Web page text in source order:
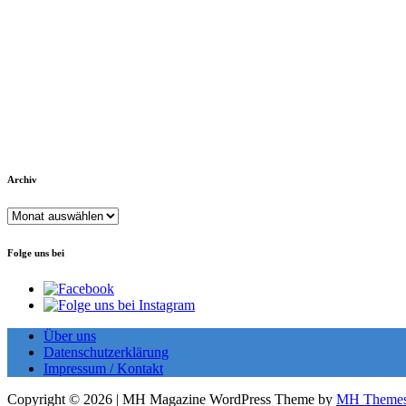
Archiv
Archiv
Folge uns bei
Über uns
Datenschutzerklärung
Impressum / Kontakt
Copyright © 2026 | MH Magazine WordPress Theme by MH